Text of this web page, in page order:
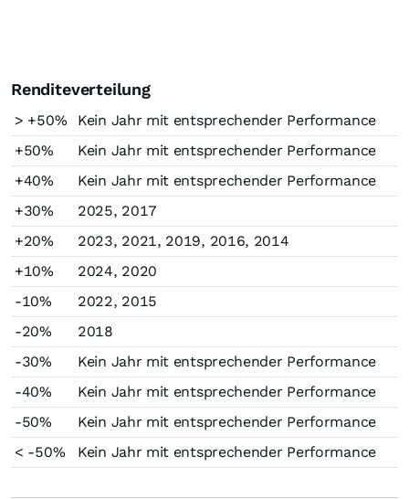
Renditeverteilung
> +50%
Kein Jahr mit entsprechender Performance
+50%
Kein Jahr mit entsprechender Performance
+40%
Kein Jahr mit entsprechender Performance
+30%
2025, 2017
+20%
2023, 2021, 2019, 2016, 2014
+10%
2024, 2020
-10%
2022, 2015
-20%
2018
-30%
Kein Jahr mit entsprechender Performance
-40%
Kein Jahr mit entsprechender Performance
-50%
Kein Jahr mit entsprechender Performance
< -50%
Kein Jahr mit entsprechender Performance